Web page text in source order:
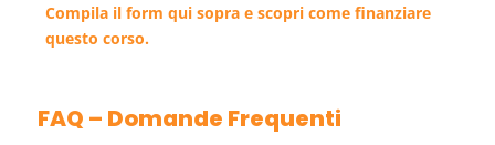
Compila il form qui sopra e scopri come finanziare
questo corso.
FAQ – Domande Frequenti